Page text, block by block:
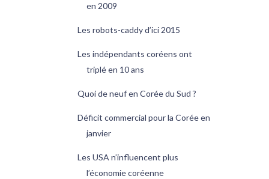
en 2009
Les robots-caddy d’ici 2015
Les indépendants coréens ont
triplé en 10 ans
Quoi de neuf en Corée du Sud ?
Déficit commercial pour la Corée en
janvier
Les USA n’influencent plus
l’économie coréenne